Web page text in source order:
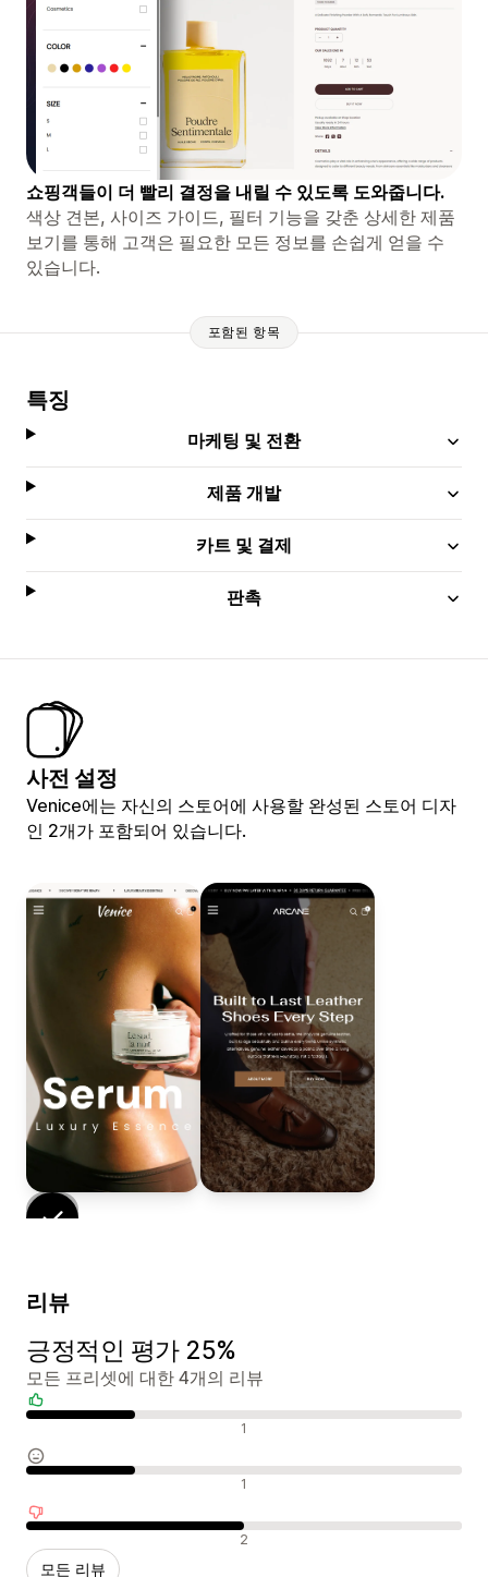
쇼핑객들이 더 빨리 결정을 내릴 수 있도록 도와줍니다.
색상 견본, 사이즈 가이드, 필터 기능을 갖춘 상세한 제품
보기를 통해 고객은 필요한 모든 정보를 손쉽게 얻을 수
있습니다.
포함된 항목
특징
마케팅 및 전환
제품 개발
카트 및 결제
판촉
사전 설정
Venice에는 자신의 스토어에 사용할 완성된 스토어 디자
인 2개가 포함되어 있습니다.
리뷰
긍정적인 평가 25%
모든 프리셋에 대한 4개의 리뷰
1
1
2
모든 리뷰